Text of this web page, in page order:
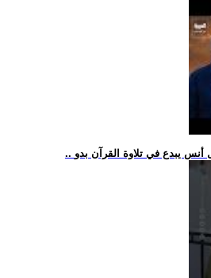
أنس يبدع في تلاوة القرآن بدو